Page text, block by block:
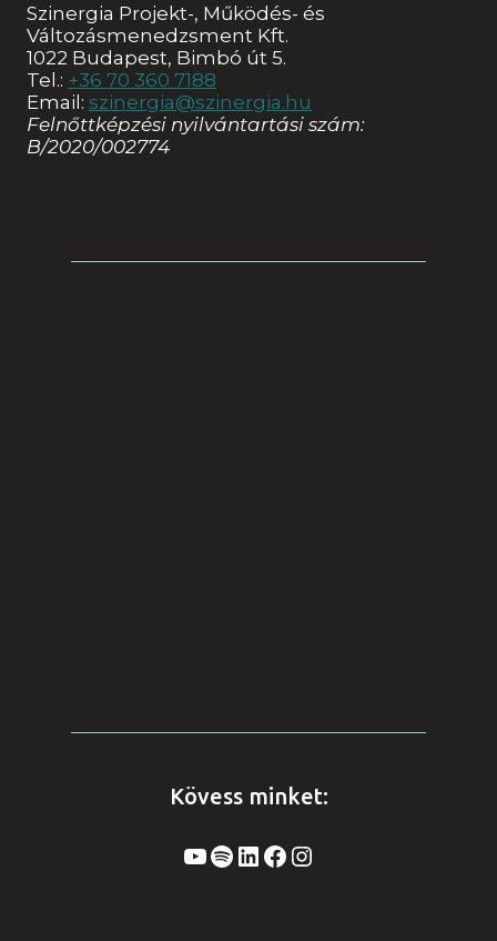
Szinergia Projekt-, Működés- és
Változásmenedzsment Kft.
1022 Budapest, Bimbó út 5.
Tel.: +36 70 360 7188
Email: szinergia@szinergia.hu
Felnőttképzési nyilvántartási szám:
B/2020/002774
Kövess minket:
YouTube
Spotify
LinkedIn
Facebook
Instagram